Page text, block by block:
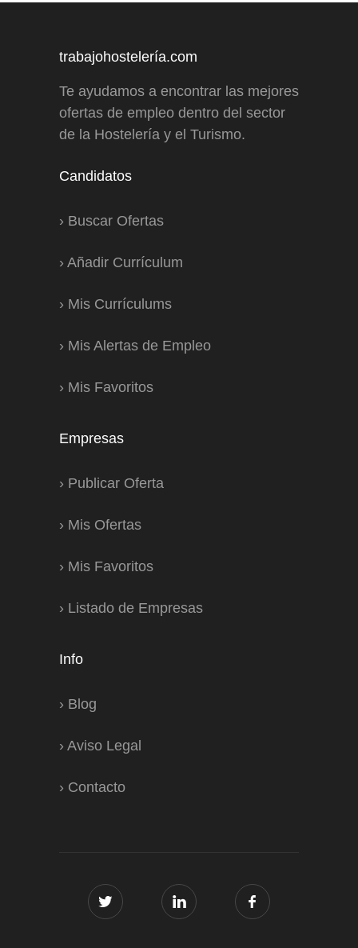
trabajohostelería.com
Te ayudamos a encontrar las mejores
ofertas de empleo dentro del sector
de la Hostelería y el Turismo.
Candidatos
› Buscar Ofertas
› Añadir Currículum
› Mis Currículums
› Mis Alertas de Empleo
› Mis Favoritos
Empresas
› Publicar Oferta
› Mis Ofertas
› Mis Favoritos
› Listado de Empresas
Info
› Blog
› Aviso Legal
› Contacto